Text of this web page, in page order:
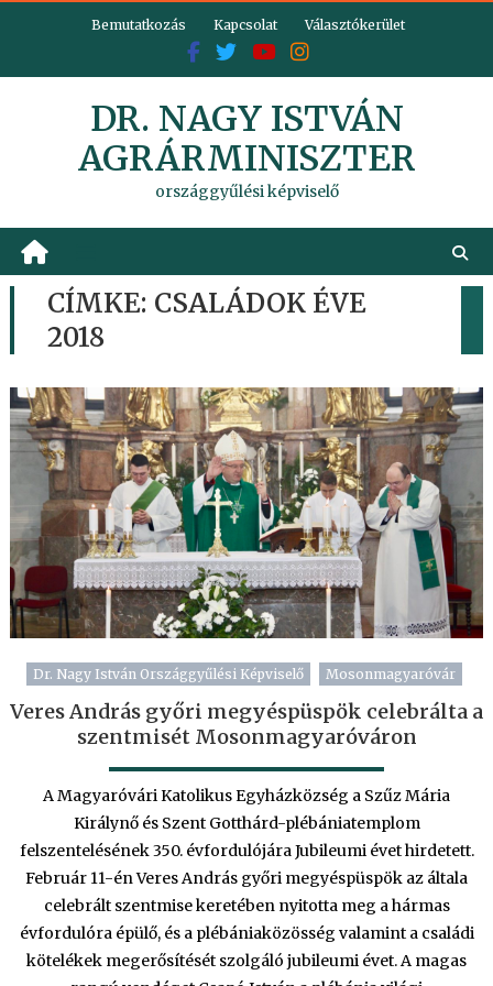
Bemutatkozás Kapcsolat Választókerület
DR. NAGY ISTVÁN
AGRÁRMINISZTER
országgyűlési képviselő
CÍMKE: CSALÁDOK ÉVE
2018
Dr. Nagy István Országgyűlési Képviselő Mosonmagyaróvár
Veres András győri megyéspüspök celebrálta a
szentmisét Mosonmagyaróváron
A Magyaróvári Katolikus Egyházközség a Szűz Mária
Királynő és Szent Gotthárd-plébániatemplom
felszentelésének 350. évfordulójára Jubileumi évet hirdetett.
Február 11-én Veres András győri megyéspüspök az általa
celebrált szentmise keretében nyitotta meg a hármas
évfordulóra épülő, és a plébániaközösség valamint a családi
kötelékek megerősítését szolgáló jubileumi évet. A magas